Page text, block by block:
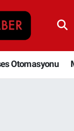
Otomasyonu